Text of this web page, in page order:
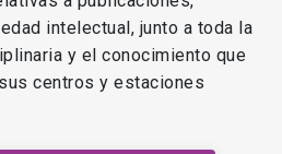
intelectual, junto a toda la
y el conocimiento que
centros y estaciones